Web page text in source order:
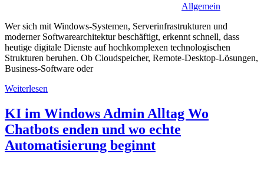
Allgemein
Wer sich mit Windows-Systemen, Serverinfrastrukturen und
moderner Softwarearchitektur beschäftigt, erkennt schnell, dass
heutige digitale Dienste auf hochkomplexen technologischen
Strukturen beruhen. Ob Cloudspeicher, Remote-Desktop-Lösungen,
Business-Software oder
Weiterlesen
KI im Windows Admin Alltag Wo
Chatbots enden und wo echte
Automatisierung beginnt